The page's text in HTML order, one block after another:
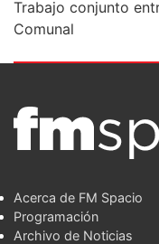
Trabajo conjunto
Comunal
Acerca de FM Spacio
Programación
Archivo de Noticias